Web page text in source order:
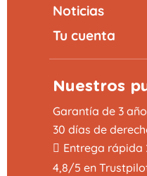
Noticias
Tu cuenta
Nuestros
Garantía de 3
30 días de
Entrega rápida
4,8/5 en